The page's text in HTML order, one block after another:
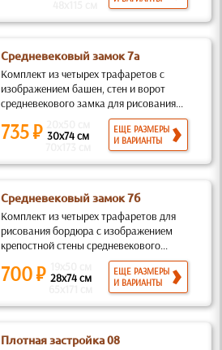
Средневековый замок 7а
Комплект из четырех трафаретов с
изображением башен, стен и ворот
средневекового замка для рисования...
735 ₽ 30x74 см
ЕЩЕ РАЗМЕРЫ
И ВАРИАНТЫ
Средневековый замок 7б
Комплект из четырех трафаретов для
рисования бордюра с изображением
крепостной стены средневекового...
700 ₽ 28x74 см
ЕЩЕ РАЗМЕРЫ
И ВАРИАНТЫ
Плотная застройка 08